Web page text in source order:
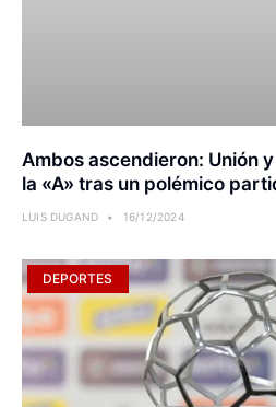
Ambos ascendieron: Unión
la «A» tras un polémico
LUIS DUGAND 16/12/2024
DEPORTES